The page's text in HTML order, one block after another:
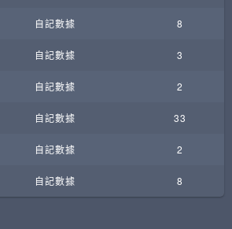
自記數據 8
自記數據 3
自記數據 2
自記數據 33
自記數據 2
自記數據 8